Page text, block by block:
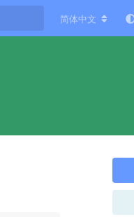
简体中文